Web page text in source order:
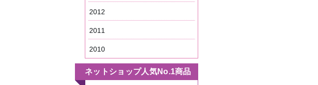
2012
2011
2010
ネットショップ人気No.1商品